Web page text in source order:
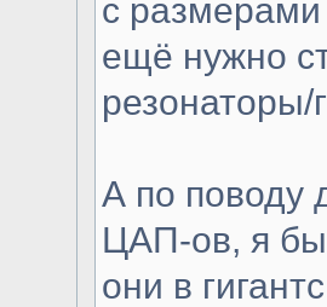
с размерами
ещё нужно
резонаторы/
А по поводу
ЦАП-ов, я бы
они в